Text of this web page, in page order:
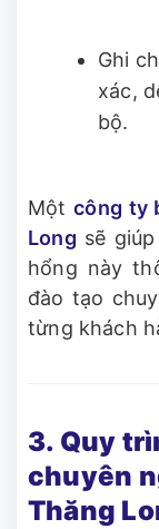
Ghi
xác,
bộ.
Mộtcông ty
Long sẽ
hổng này
đào tạo
từng khách
3. Quy
chuyên
Thăng